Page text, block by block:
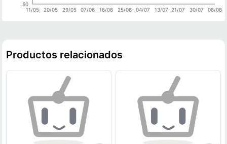
11/05 20/05 29/05 07/06 16/06 25/06 04/07 13/07 21/07 30/07 08/08
$0
Productos relacionados